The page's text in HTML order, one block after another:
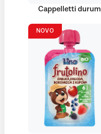
Cappelletti durum
NOVO